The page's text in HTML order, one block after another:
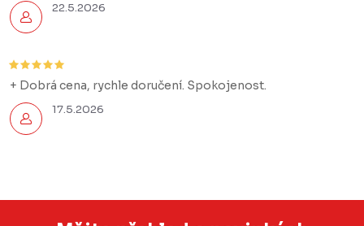
22.5.2026
17.5.2026
+ Dobrá cena, rychle doručení. Spokojenost.